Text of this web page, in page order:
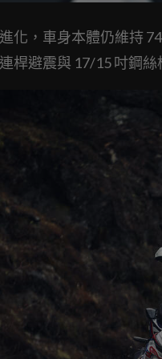
化，車身本體仍維持
桿避震與 17/15 吋鋼